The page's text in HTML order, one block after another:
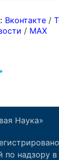
Наука»
надзору в